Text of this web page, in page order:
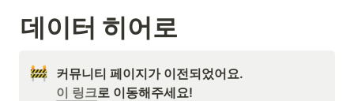
데이터 히어로
이 링크로 이동해주세요!